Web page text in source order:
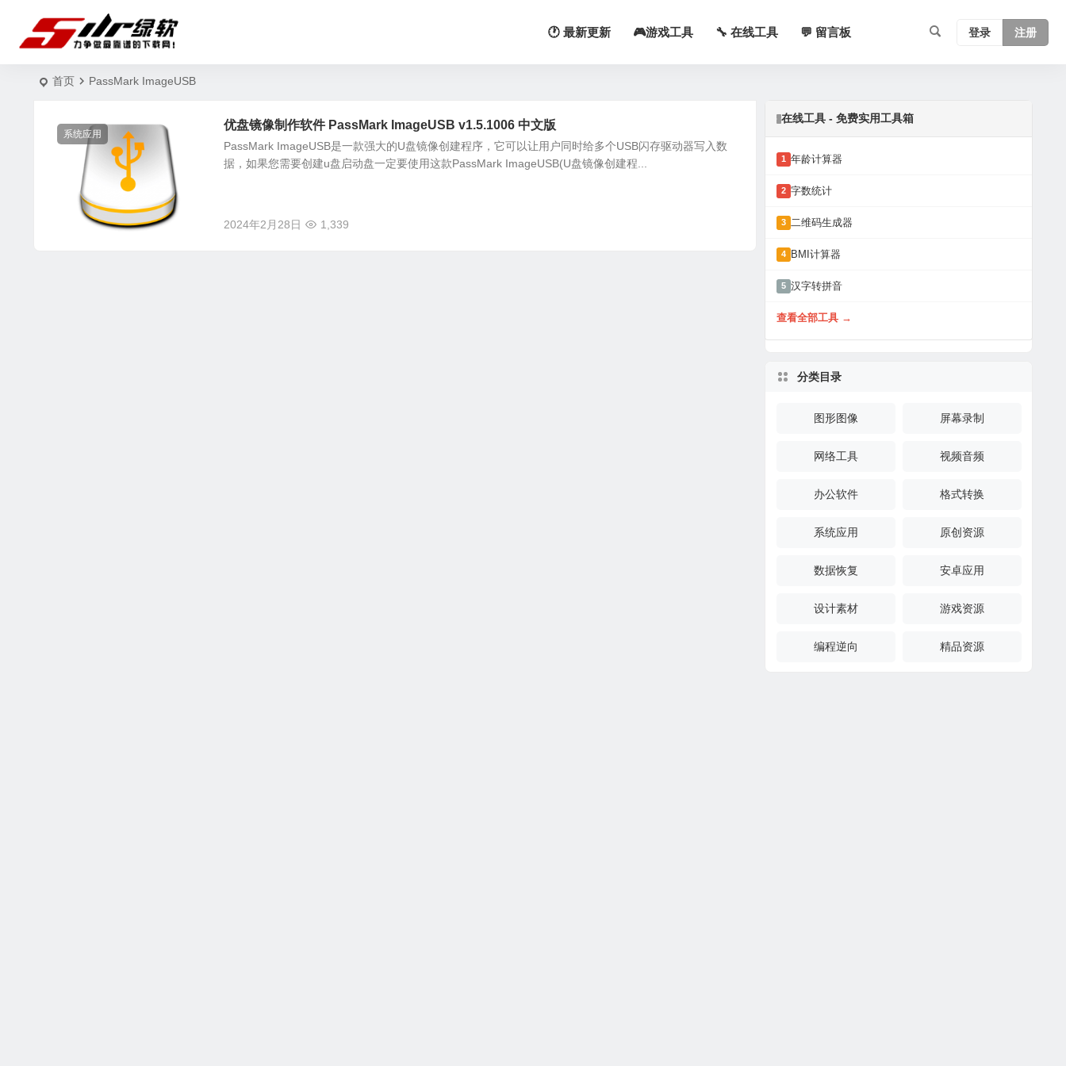
🕐 最新更新 🎮游戏工具 🔧 在线工具 💬 留言板 登录 注册
首页 PassMark ImageUSB
系统应用
优盘镜像制作软件 PassMark ImageUSB v1.5.1006 中文版
PassMark ImageUSB是一款强大的U盘镜像创建程序，它可以让用户同时给多个USB闪存驱动器写入数
据，如果您需要创建u盘启动盘一定要使用这款PassMark ImageUSB(U盘镜像创建程...
2024年2月28日 1,339
在线工具 - 免费实用工具箱
1 年龄计算器
2 字数统计
3 二维码生成器
4 BMI计算器
5 汉字转拼音
查看全部工具 →
分类目录
图形图像 屏幕录制
网络工具 视频音频
办公软件 格式转换
系统应用 原创资源
数据恢复 安卓应用
设计素材 游戏资源
编程逆向 精品资源